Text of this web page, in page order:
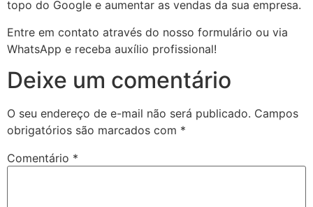
topo do Google e aumentar as vendas da sua empresa.
Entre em contato através do nosso formulário ou via
WhatsApp e receba auxílio profissional!
Deixe um comentário
O seu endereço de e-mail não será publicado. Campos
obrigatórios são marcados com *
Comentário *